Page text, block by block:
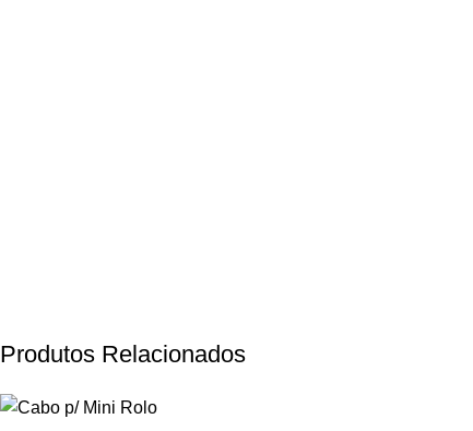
Produtos Relacionados